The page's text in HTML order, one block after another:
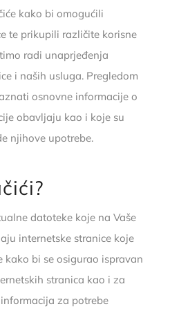
kako bi omogućili
te prikupili različite korisne
radi unaprjeđenja
i naših usluga. Pregledom
osnovne informacije o
obavljaju kao i koje su
njihove upotrebe.
datoteke koje na Vaše
internetske stranice koje
kako bi se osigurao ispravan
stranica kao i za
za potrebe